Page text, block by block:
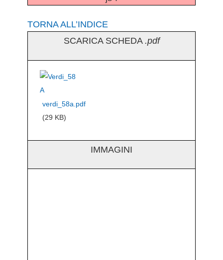
TORNA ALL’INDICE
SCARICA SCHEDA .pdf
verdi_58a.pdf
(29 KB)
IMMAGINI